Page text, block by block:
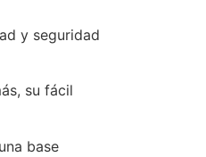
y seguridad
su fácil
base